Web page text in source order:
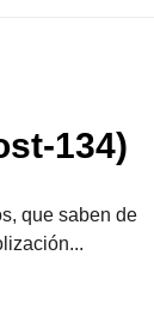
134)
que saben de